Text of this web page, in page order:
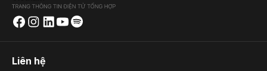
Liên hệ